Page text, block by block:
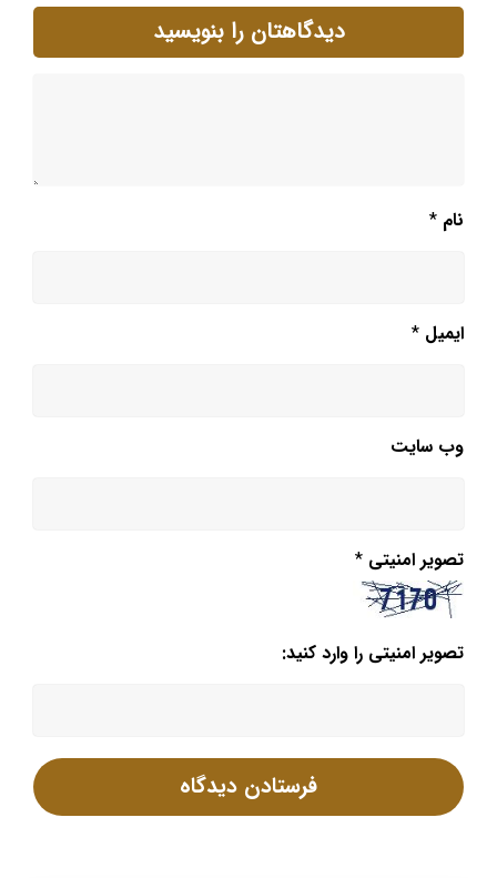
دیدگاهتان را بنویسید
نام *
ایمیل *
وب‌ سایت
تصویر امنیتی *
تصویر امنیتی را وارد کنید: